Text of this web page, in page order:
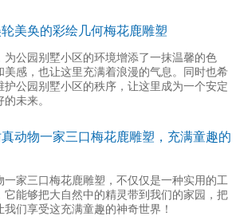
美奂的彩绘几何梅花鹿雕塑
为公园别墅小区的环境增添了一抹温馨的色
美感，也让这里充满着浪漫的气息。同时也希
护公园别墅小区的秩序，让这里成为一个安定
未来。
动物一家三口梅花鹿雕塑，充满童趣的
一家三口梅花鹿雕塑，不仅仅是一种实用的工
它能够把大自然中的精灵带到我们的家园，把
们享受这充满童趣的神奇世界！